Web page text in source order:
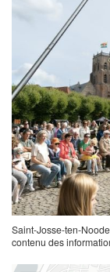
Saint-Josse-ten-
contenu des